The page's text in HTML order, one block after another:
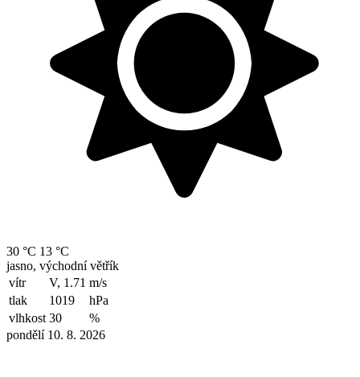
30 °C 13 °C
jasno, východní větřík
vítr
V, 1.71 m/s
tlak
1019
hPa
vlhkost 30
%
pondělí 10. 8. 2026